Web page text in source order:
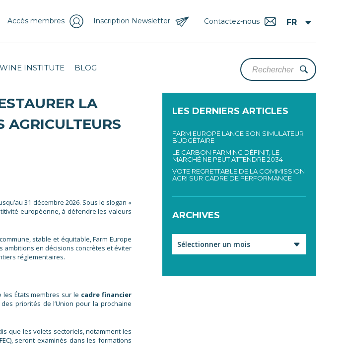
Contactez-nous
Inscription Newsletter
Accès membres
WINE INSTITUTE BLOG
LA
AGRICULTEURS
31 décembre 2026. Sous le slogan «
européenne, à défendre les valeurs
stable et équitable, Farm Europe
en décisions concrètes et éviter
réglementaires.
États membres sur le cadre financier
priorités de l’Union pour la prochaine
que les volets sectoriels, notamment les
seront examinés dans les formations
LES DERNIERS ARTICLES
FARM EUROPE LANCE SON SIMULATEUR
BUDGÉTAIRE
LE CARBON FARMING DÉFINIT, LE
MARCHÉ NE PEUT ATTENDRE 2034
VOTE REGRETTABLE DE LA COMMISSION
AGRI SUR CADRE DE PERFORMANCE
ARCHIVES